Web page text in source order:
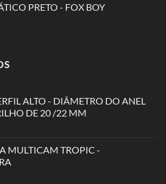
PRETO - FOX BOY
ALTO - DIÂMETRO DO ANEL
DE 20 /22 MM
MULTICAM TROPIC -